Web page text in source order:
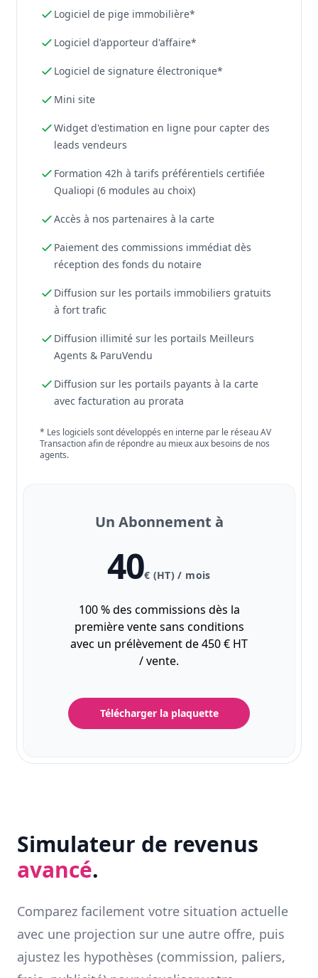
Logiciel de pige immobilière*
Logiciel d'apporteur d'affaire*
Logiciel de signature électronique*
Mini site
Widget d'estimation en ligne pour capter des
leads vendeurs
Formation 42h à tarifs préférentiels certifiée
Qualiopi (6 modules au choix)
Accès à nos partenaires à la carte
Paiement des commissions immédiat dès
réception des fonds du notaire
Diffusion sur les portails immobiliers gratuits
à fort trafic
Diffusion illimité sur les portails Meilleurs
Agents & ParuVendu
Diffusion sur les portails payants à la carte
avec facturation au prorata
* Les logiciels sont développés en interne par le réseau AV
Transaction afin de répondre au mieux aux besoins de nos
agents.
Un Abonnement à
40€ (HT) / mois
100 % des commissions dès la
première vente sans conditions
avec un prélèvement de 450 € HT
/ vente.
Télécharger la plaquette
Simulateur de revenus
avancé.
Comparez facilement votre situation actuelle
avec une projection sur une autre offre, puis
ajustez les hypothèses (commission, paliers,